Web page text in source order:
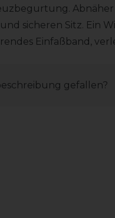
sicheren Sitz. Ein
Einfaßband,
gefallen?